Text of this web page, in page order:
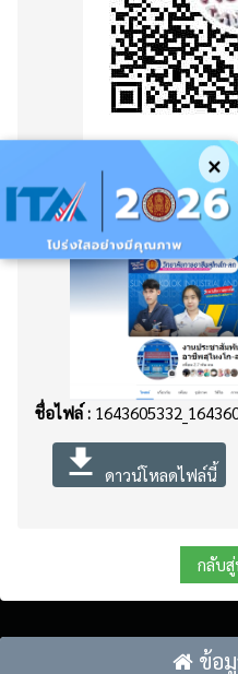
งานประชาสัมพันธ์ วิ
https://
ชื่อไฟล์ :
file_download ดาวน์โหลดไฟล์นี้
กลับ
ข้อ
×